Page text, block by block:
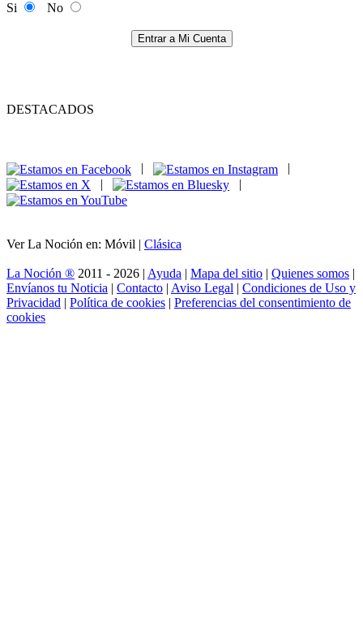
Si
No
Entrar a Mi Cuenta
DESTACADOS
|
|
Ver La Noción en: Móvil | Clásica
La Noción ® 2011 - 2026 | Ayuda | Mapa del sitio | Quienes somos |
Envíanos tu Noticia | Contacto | Aviso Legal | Condiciones de Uso y
Privacidad | Política de cookies | Preferencias del consentimiento de
cookies